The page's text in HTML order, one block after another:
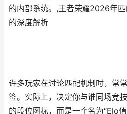
的内部系统。,王者荣耀2026年匹
的深度解析
许多玩家在讨论匹配机制时，常
签。实际上，决定你与谁同场竞
的段位图标，而是一个名为“Elo